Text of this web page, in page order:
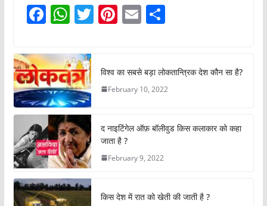
F
a
c
e
b
o
o
k
W
h
at
s
A
p
p
T
w
er
Pi
nt
e
st
E
m
l
S
e
विश्व का सबसे बड़ा लोकतान्त्रिक देश कौन सा है?
February 10, 2022
द नाइटिंगेल ऑफ़ बॉलीवुड किस कलाकार को कहा
जाता है ?
February 9, 2022
किस देश में रात को खेती की जाती है ?